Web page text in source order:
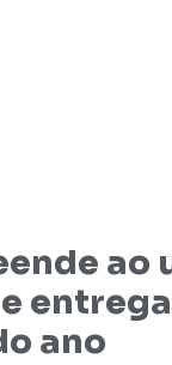
ao
ano